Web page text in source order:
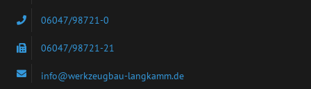
06047/98721-0
06047/98721-21
info@werkzeugbau-langkamm.de